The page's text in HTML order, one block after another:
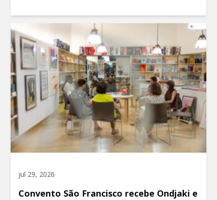
jul 29, 2026
Convento São Francisco recebe Ondjaki e